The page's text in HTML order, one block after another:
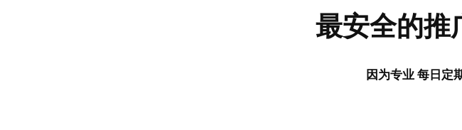
最安全的推
因为专业 每日定